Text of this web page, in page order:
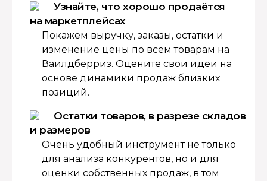
Узнайте, что хорошо продаётся
на маркетплейсах
Покажем выручку, заказы, остатки и
изменение цены по всем товарам на
Ваилдберриз. Оцените свои идеи на
основе динамики продаж близких
позиций.
Остатки товаров, в разрезе складов
и размеров
Очень удобный инструмент не только
для анализа конкурентов, но и для
оценки собственных продаж, в том